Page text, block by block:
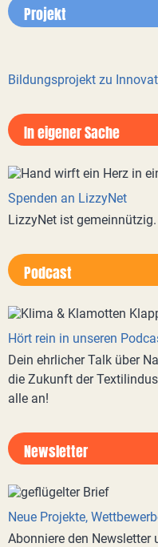
Projekt
Bildungsprojekt zu
In eigener Sache
Spenden an LizzyNet
LizzyNet ist
Podcast
Hört rein in unseren
Dein ehrlicher Talk über
die Zukunft der
alle an!
Newsletter
Neue Projekte,
Abonniere den